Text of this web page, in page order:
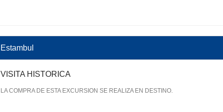
Estambul
VISITA HISTORICA
LA COMPRA DE ESTA EXCURSION SE REALIZA EN DESTINO.